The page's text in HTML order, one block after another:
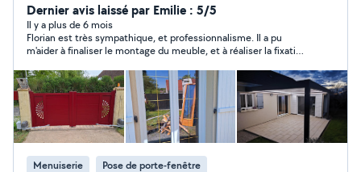
Dernier avis laissé par Emilie : 5/5
Il y a plus de 6 mois
Florian est très sympathique, et professionnalisme. Il a pu
m'aider à finaliser le montage du meuble, et à réaliser la fixation
Menuiserie Pose de porte-fenêtre